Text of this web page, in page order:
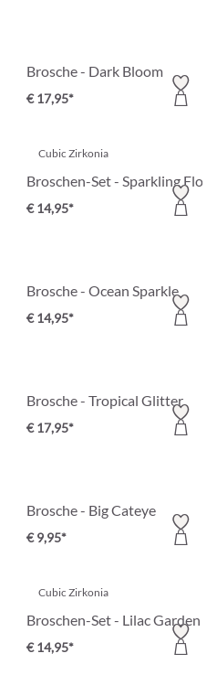
Brosche - Dark Bloom
€ 17,95*
Cubic Zirkonia
Broschen-Set - Sparkling
€ 14,95*
Brosche - Ocean Sparkle
€ 14,95*
Brosche - Tropical Glitter
€ 17,95*
Brosche - Big Cateye
€ 9,95*
Cubic Zirkonia
Broschen-Set - Lilac Garden
€ 14,95*